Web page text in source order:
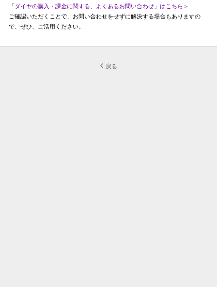
「ダイヤの購入・課金に関する、よくあるお問い合わせ」はこちら＞
ご確認いただくことで、お問い合わせをせずに解決する場合もありますの
で、ぜひ、ご活用ください。
戻る